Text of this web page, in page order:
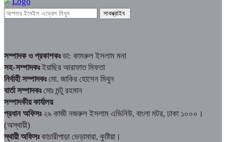
সম্পাদক ও প্রকাশকঃডা: কামরুল ইসলাম মনা
সহ-সম্পাদকঃইয়াছির আরাফাত মিফতা
নির্বাহী সম্পাদকঃমো. জাকির হোসেন মিথুন
বার্তা সম্পাদকঃমোঃ মন্টু রহমান
সম্পাদকীয় কার্যালয়
প্রধান অফিসঃ২৯ কাজী নজরুল ইসলাম এভিনিউ, বাংলা মটর, ঢাকা ১০০০।
(অস্থায়ী)
স্থায়ী অফিসঃকাচারীপাড়া ভেড়ামারা, কুষ্টিয়া।